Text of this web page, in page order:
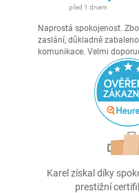
před 1 dnem
Naprostá spokojenost.
zaslání, důkladně
komunikace. Velmi
Karel získal díky
prestižní